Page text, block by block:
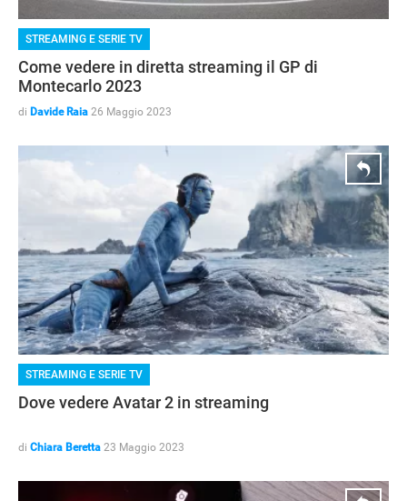
STREAMING E SERIE TV
Come vedere in diretta streaming il GP di
Montecarlo 2023
di Davide Raia 26 Maggio 2023
STREAMING E SERIE TV
Dove vedere Avatar 2 in streaming
di Chiara Beretta 23 Maggio 2023